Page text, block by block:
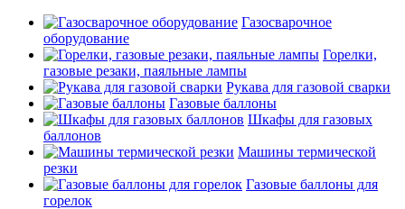
Газосварочное
оборудование
Горелки,
газовые резаки, паяльные лампы
Рукава для газовой сварки
Газовые баллоны
Шкафы для газовых
баллонов
Машины термической
резки
Газовые баллоны для
горелок